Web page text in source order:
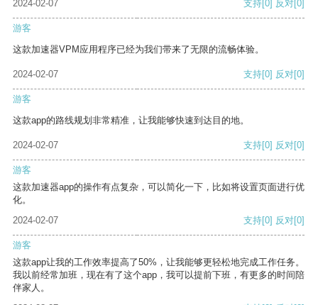
2024-02-07 支持[0] 反对[0]
游客
这款加速器VPM应用程序已经为我们带来了无限的流畅体验。
2024-02-07 支持[0] 反对[0]
游客
这款app的路线规划非常精准，让我能够快速到达目的地。
2024-02-07 支持[0] 反对[0]
游客
这款加速器app的操作有点复杂，可以简化一下，比如将设置页面进行优
化。
2024-02-07
支持[0] 反对[0]
游客
这款app让我的工作效率提高了50%，让我能够更轻松地完成工作任务。
我以前经常加班，现在有了这个app，我可以提前下班，有更多的时间陪
伴家人。